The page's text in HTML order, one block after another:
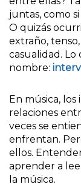
juntas, como
O quizás
extraño,
casualidad.
nombre:
En música,
relaciones
veces se
enfrentan.
ellos.
aprender a
la música.